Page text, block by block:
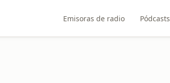
Emisoras de radio Pódcasts